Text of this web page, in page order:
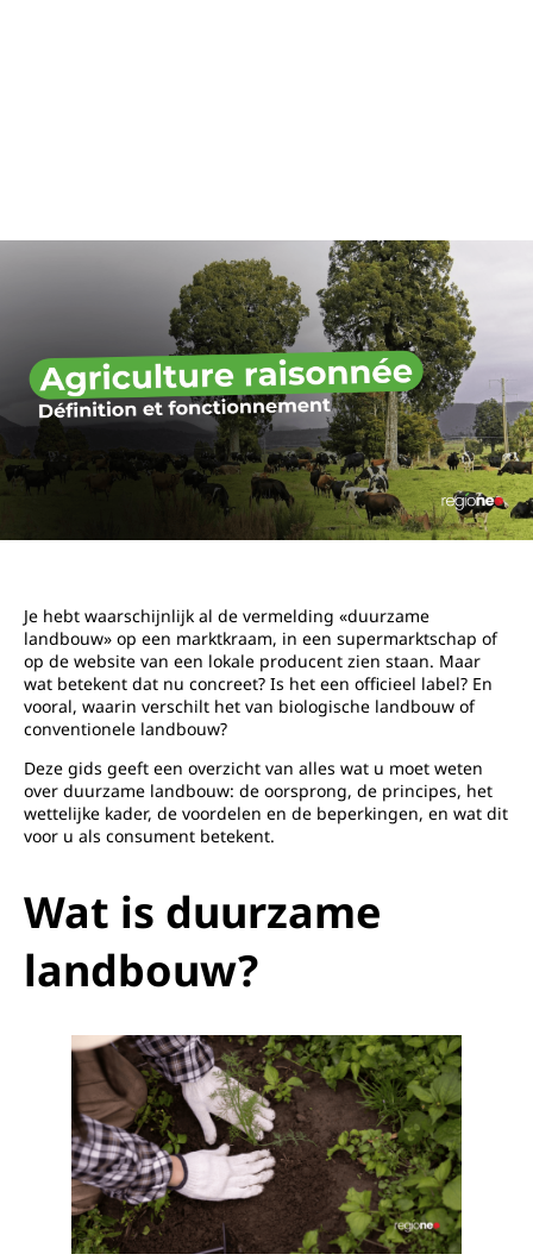
Je hebt waarschijnlijk al de vermelding «duurzame
landbouw» op een marktkraam, in een supermarktschap of
op de website van een lokale producent zien staan. Maar
wat betekent dat nu concreet? Is het een officieel label? En
vooral, waarin verschilt het van biologische landbouw of
conventionele landbouw?
Deze gids geeft een overzicht van alles wat u moet weten
over duurzame landbouw: de oorsprong, de principes, het
wettelijke kader, de voordelen en de beperkingen, en wat dit
voor u als consument betekent.
Wat is duurzame
landbouw?